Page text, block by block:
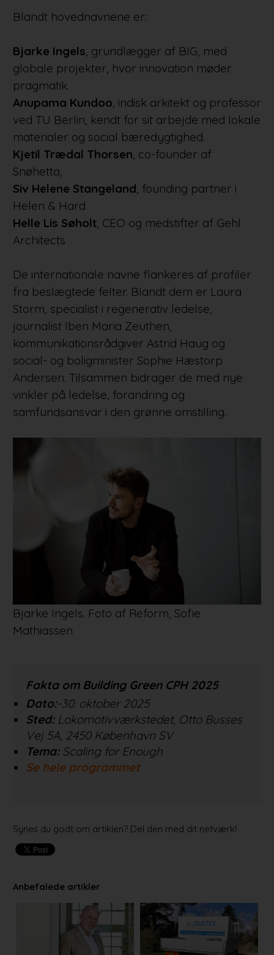
Blandt hovednavnene er:
Bjarke Ingels, grundlægger af BIG, med
globale projekter, hvor innovation møder
pragmatik.
Anupama Kundoo, indisk arkitekt og professor
ved TU Berlin, kendt for sit arbejde med lokale
materialer og social bæredygtighed.
Kjetil Trædal Thorsen, co-founder af
Snøhetta,
Siv Helene Stangeland, founding partner i
Helen & Hard
Helle Lis Søholt, CEO og medstifter af Gehl
Architects
De internationale navne flankeres af profiler
fra beslægtede felter. Blandt dem er Laura
Storm, specialist i regenerativ ledelse,
journalist Iben Maria Zeuthen,
kommunikationsrådgiver Astrid Haug og
social- og boligminister Sophie Hæstorp
Andersen. Tilsammen bidrager de med nye
vinkler på ledelse, forandring og
samfundsansvar i den grønne omstilling.
Bjarke Ingels. Foto af Reform, Sofie
Mathiassen
Fakta om Building Green CPH 2025
Dato:-30. oktober 2025
Sted:Lokomotivværkstedet, Otto Busses
Vej 5A, 2450 København SV
Tema: Scaling for Enough
Se hele programmet
Synes du godt om artiklen? Del den med dit netværk!
Anbefalede artikler